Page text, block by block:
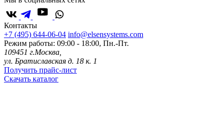
Контакты
+7 (495) 644-06-04 info@elsensystems.com
Режим работы: 09:00 - 18:00, Пн.-Пт.
109451 г.Москва,
ул. Братиславская д. 18 к. 1
Получить прайс-лист
Скачать каталог